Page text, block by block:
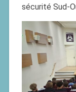
sécurité Sud-